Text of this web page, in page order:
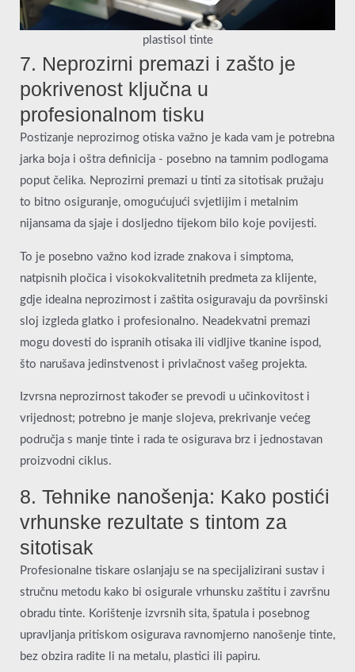
plastisol tinte
7. Neprozirni premazi i zašto je
pokrivenost ključna u
profesionalnom tisku
Postizanje neprozirnog otiska važno je kada vam je potrebna
jarka boja i oštra definicija - posebno na tamnim podlogama
poput čelika. Neprozirni premazi u tinti za sitotisak pružaju
to bitno osiguranje, omogućujući svjetlijim i metalnim
nijansama da sjaje i dosljedno tijekom bilo koje povijesti.
To je posebno važno kod izrade znakova i simptoma,
natpisnih pločica i visokokvalitetnih predmeta za klijente,
gdje idealna neprozirnost i zaštita osiguravaju da površinski
sloj izgleda glatko i profesionalno. Neadekvatni premazi
mogu dovesti do ispranih otisaka ili vidljive tkanine ispod,
što narušava jedinstvenost i privlačnost vašeg projekta.
Izvrsna neprozirnost također se prevodi u učinkovitost i
vrijednost; potrebno je manje slojeva, prekrivanje većeg
područja s manje tinte i rada te osigurava brz i jednostavan
proizvodni ciklus.
8. Tehnike nanošenja: Kako postići
vrhunske rezultate s tintom za
sitotisak
Profesionalne tiskare oslanjaju se na specijalizirani sustav i
stručnu metodu kako bi osigurale vrhunsku zaštitu i završnu
obradu tinte. Korištenje izvrsnih sita, špatula i posebnog
upravljanja pritiskom osigurava ravnomjerno nanošenje tinte,
bez obzira radite li na metalu, plastici ili papiru.